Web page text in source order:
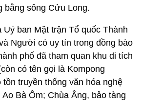
bằng sông Cửu Long.
ban Mặt trận Tổ quốc Thành
Người có uy tín trong đồng bào
phố đã tham quan khu di tích
có tên gọi là Kompong
truyền thống văn hóa nghệ
Bà Ôm; Chùa Âng, bảo tàng